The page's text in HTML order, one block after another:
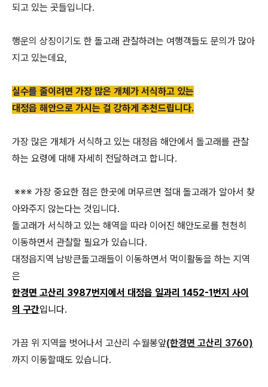
되고 있는 곳들입니다.
행운의 상징이기도 한 돌고래 관찰하려는 여행객들도 문의가 많아
지고 있는데요,
실수를 줄이려면 가장 많은 개체가 서식하고 있는
대정읍 해안으로 가시는 걸 강하게 추천드립니다.
가장 많은 개체가 서식하고 있는 대정읍 해안에서 돌고래를 관찰
하는 요령에 대해 자세히 전달하려고 합니다.
※※※ 가장 중요한 점은 한곳에 머무르면 절대 돌고래가 알아서 찾
아와주지 않는다는 것입니다.
돌고래가 서식하고 있는 해역을 따라 이어진 해안도로를 천천히
이동하면서 관찰할 필요가 있습니다.
대정읍지역 남방큰돌고래들이 이동하면서 먹이활동을 하는 지역
은
한경면 고산리 3987번지 에서 대정읍 일과리 1452-1번지 사이
의 구간입니다.
가끔 위 지역을 벗어나서 고산리 수월봉앞(한경면 고산리 3760)
까지 이동할때도 있습니다.